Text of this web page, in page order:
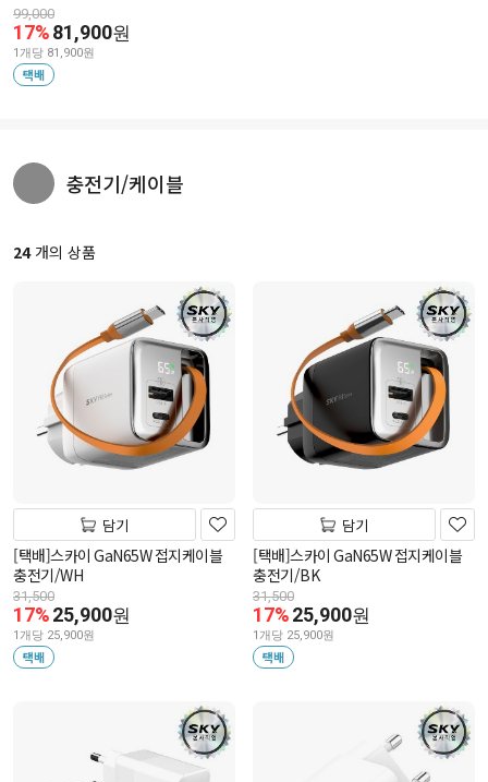
99,000
17%81,900원
1개당 81,900원
택배
충전기/케이블
24개의 상품
담기
[택배]스카이 GaN65W 접지케이블
충전기/WH
31,500
17%25,900원
1개당 25,900원
택배
담기
[택배]스카이 GaN65W 접지케이블
충전기/BK
31,500
17%25,900원
1개당 25,900원
택배